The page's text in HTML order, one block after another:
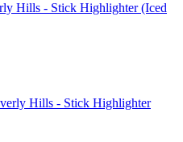
Hills - Stick Highlighter (Iced